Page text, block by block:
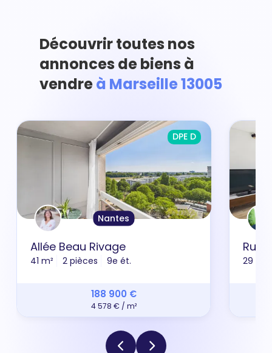
Découvrir toutes nos
annonces de biens à
vendreà Marseille 13005
DPE D
Nantes
Allée Beau Rivage
41 m² 2 pièces 9e ét.
188 900 €
4 578 € / m²
Rue
29 m²